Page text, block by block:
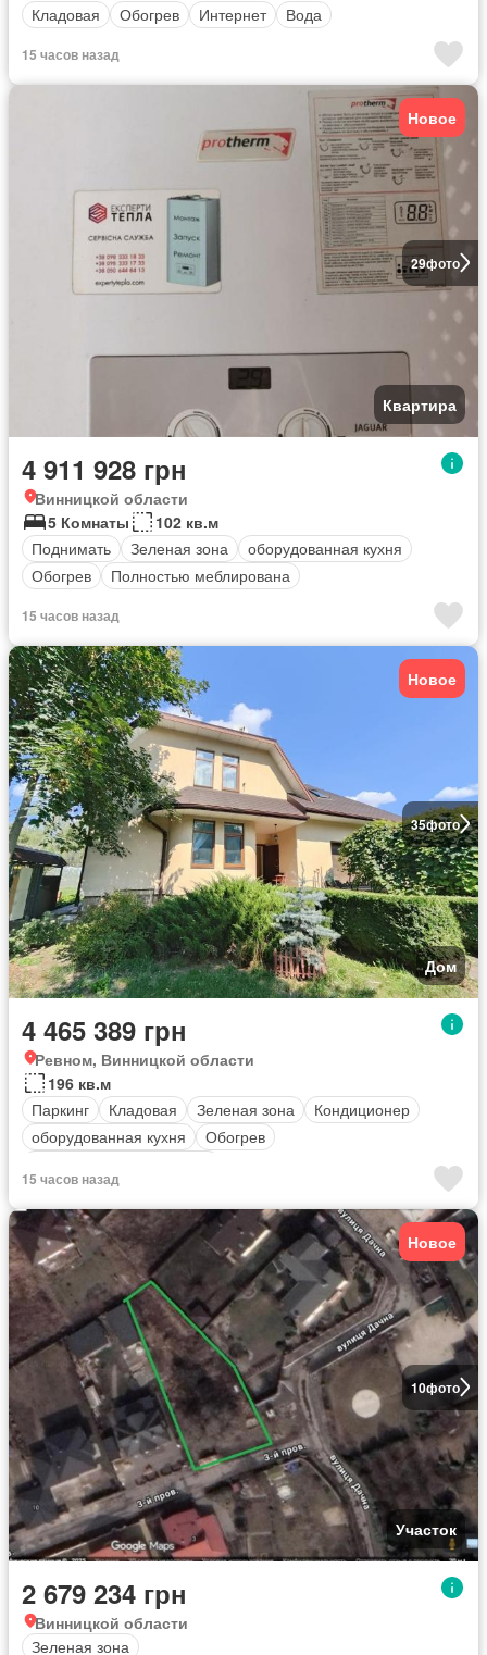
Кладовая
Обогрев Интернет Вода
15 часов назад
29фото
Новое
Квартира
4 911 928 грн
Винницкой области
5 Комнаты
102 кв.м
Поднимать
Зеленая зона
оборудованная кухня
Обогрев
Полностью меблирована
15 часов назад
35фото
Новое
Дом
4 465 389 грн
Ревном, Винницкой области
196 кв.м
Паркинг
Кладовая Зеленая зона
Кондиционер
оборудованная кухня
Обогрев
15 часов назад
10фото
Новое
Участок
2 679 234 грн
Винницкой области
Зеленая зона